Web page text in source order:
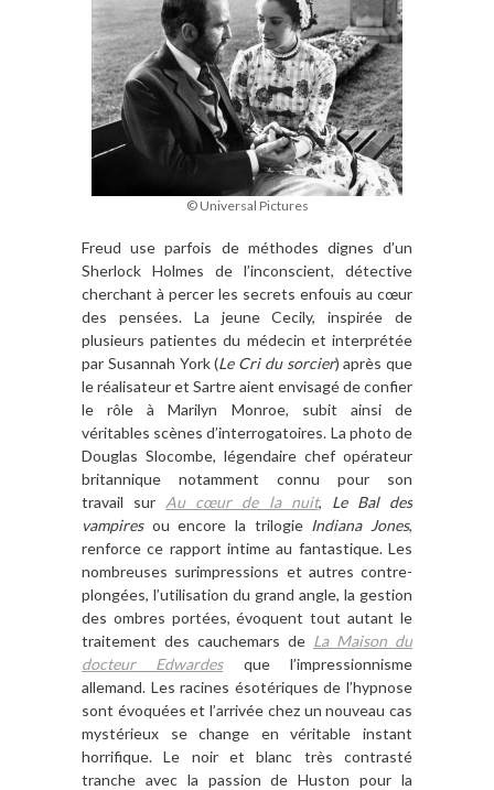
© Universal Pictures
Freud use parfois de méthodes dignes d’un
Sherlock Holmes de l’inconscient, détective
cherchant à percer les secrets enfouis au cœur
des pensées. La jeune Cecily, inspirée de
plusieurs patientes du médecin et interprétée
par Susannah York (Le Cri du sorcier) après que
le réalisateur et Sartre aient envisagé de confier
le rôle àMarilyn Monroe, subit ainsi de
véritables scènes d’interrogatoires. La photo de
Douglas Slocombe, légendaire chef opérateur
britannique notamment connu pour son
travail sur Au cœur de la nuit, Le Bal des
vampires ou encore la trilogie Indiana Jones,
renforce ce rapport intime au fantastique. Les
nombreuses surimpressions et autres contre-
plongées, l’utilisation du grand angle, la gestion
des ombres portées, évoquent tout autant le
traitement des cauchemars de La Maison du
docteur Edwardesque l’impressionnisme
allemand. Les racines ésotériques de l’hypnose
sont évoquées et l’arrivée chez un nouveau cas
mystérieux se change en véritable instant
horrifique. Le noir et blanc très contrasté
tranche avec la passion de Huston pour la